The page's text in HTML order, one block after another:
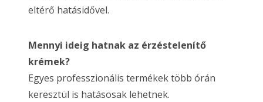
eltérő hatásidővel.
Mennyi ideig hatnak az érzéstelenítő
krémek?
Egyes professzionális termékek több órán
keresztül is hatásosak lehetnek.